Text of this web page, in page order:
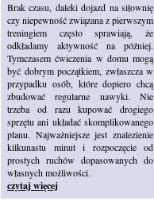
Brak czasu, daleki dojazd na siłownię
czy niepewność związana z pierwszym
treningiem często sprawiają, że
odkładamy aktywność na później.
Tymczasem ćwiczenia w domu mogą
być dobrym początkiem, zwłaszcza w
przypadku osób, które dopiero chcą
zbudować regularne nawyki. Nie
trzeba od razu kupować drogiego
sprzętu ani układać skomplikowanego
planu. Najważniejsze jest znalezienie
kilkunastu minut i rozpoczęcie od
prostych ruchów dopasowanych do
własnych możliwości.
czytaj więcej